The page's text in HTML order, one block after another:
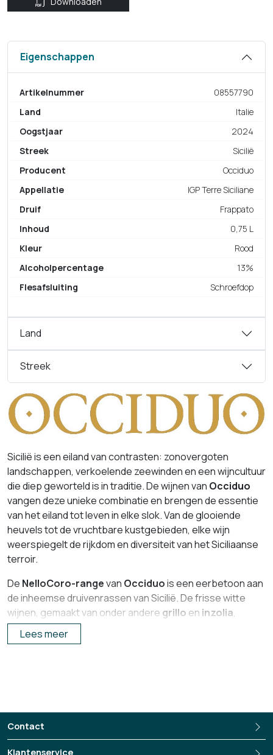
Eigenschappen
Artikelnummer
08557790
Land
Italie
Oogstjaar
2024
Streek
Sicilië
Producent
Occiduo
Appellatie
IGP Terre Siciliane
Druif
Frappato
Inhoud
0,75 L
Kleur
Rood
Alcoholpercentage
13%
Flesafsluiting
Schroefdop
Land
Streek
Sicilië is een eiland van contrasten: zonovergoten
landschappen, verkoelende zeewinden en een wijncultuur
die diep geworteld is in traditie. De wijnen van Occiduo
vangen deze unieke combinatie en brengen de essentie
van het eiland tot leven in elke slok. Van de glooiende
heuvels tot de vruchtbare kustgebieden, elke wijn
weerspiegelt de rijkdom en diversiteit van het Siciliaanse
terroir.
De NelloCoro-rangevan Occiduois een eerbetoon aan
de inheemse druivenrassen van Sicilië. De frisse witte
wijnen, gemaakt van onder andere grillo en inzolia,
verrassen met levendige aroma’s van citrus, perzik en
bloesem. Ze combineren mediterrane frisheid met een
Occiduo
Siciliaanse terroir en biedt een brede selectie wijnen, van
Lees meer
Contact
Klantenservice